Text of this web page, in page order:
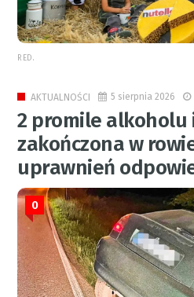
RED.
AKTUALNOŚCI 5 sierpnia 2026
2 promile alkoholu
zakończona w
uprawnień
0